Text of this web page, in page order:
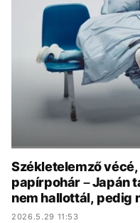
KÖZÉLET
ÉLETMÓD
BESZÉLGETÉSEK
VIDEÓ
GASZTRO
Székletelemző
papírpohár – Japán
nem hallottál, pedig
2026.5.29 11:53